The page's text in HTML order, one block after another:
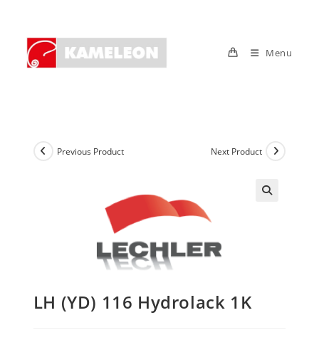
content
Menu
Previous Product Next Product
LH (YD) 116 Hydrolack 1K